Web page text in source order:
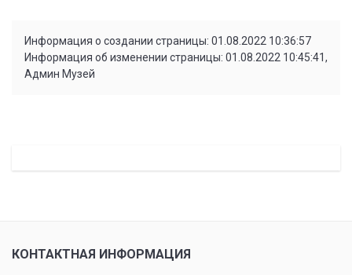
Информация о создании страницы: 01.08.2022 10:36:57
Информация об изменении страницы: 01.08.2022 10:45:41,
Админ Музей
КОНТАКТНАЯ ИНФОРМАЦИЯ